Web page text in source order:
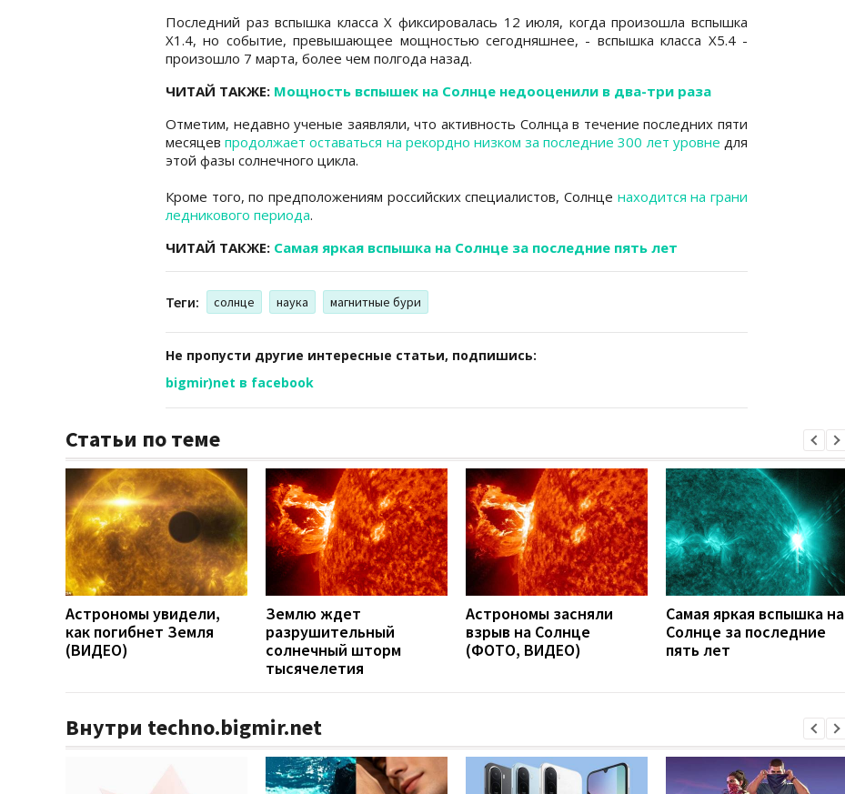
Последний раз вспышка класса X фиксировалась 12 июля, когда произошла вспышка
X1.4, но событие, превышающее мощностью сегодняшнее, - вспышка класса X5.4 -
произошло 7 марта, более чем полгода назад.
ЧИТАЙ ТАКЖЕ: Мощность вспышек на Солнце недооценили в два-три раза
Отметим, недавно ученые заявляли, что активность Солнца в течение последних пяти
месяцевпродолжает оставаться на рекордно низком за последние 300 лет уровне для
этой фазы солнечного цикла.
Кроме того, по предположениям российских специалистов, Солнце находится на грани
ледникового периода.
ЧИТАЙ ТАКЖЕ: Самая яркая вспышка на Солнце за последние пять лет
Теги: солнце наука магнитные бури
Не пропусти другие интересные статьи, подпишись:
bigmir)net в facebook
Статьи по теме
Астрономы увидели,
как погибнет Земля
(ВИДЕО)
Землю ждет
разрушительный
солнечный шторм
тысячелетия
Астрономы засняли
взрыв на Солнце
(ФОТО, ВИДЕО)
Самая яркая вспышка на
Солнце за последние
пять лет
Внутри techno.bigmir.net